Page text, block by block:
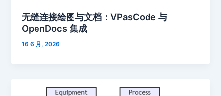
无缝连接绘图与文档：VPasCode 与
OpenDocs 集成
16 6 月, 2026